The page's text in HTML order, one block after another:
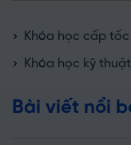
Khóa học cấp
Khóa học kỹ
Bài viết nổi